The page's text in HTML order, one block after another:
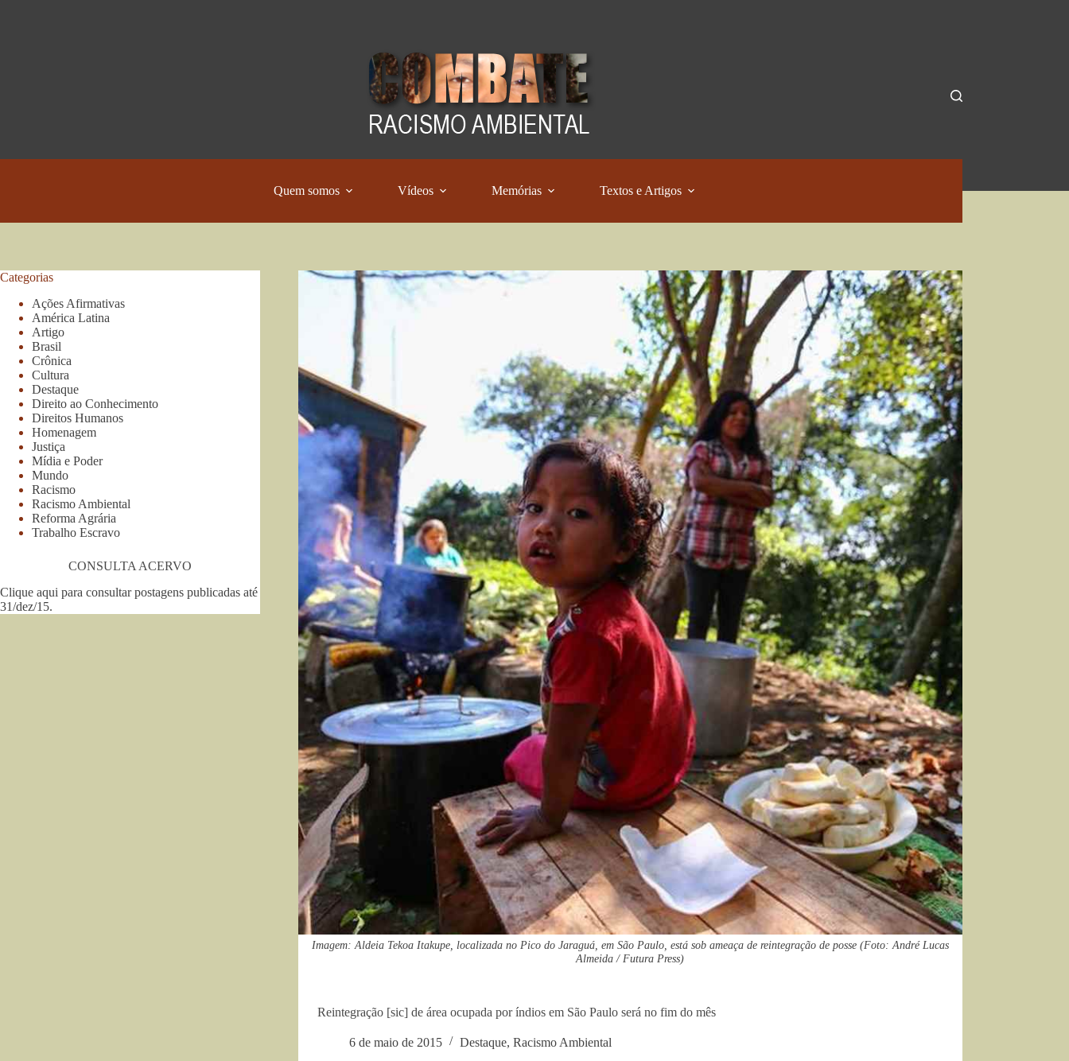
Quem somos Vídeos Memórias Textos e Artigos
Imagem: Aldeia Tekoa Itakupe, localizada no Pico do Jaraguá, em São Paulo, está sob ameaça de reintegração de posse (Foto: André Lucas
Almeida / Futura Press)
Reintegração [sic] de área ocupada por índios em São Paulo será no fim do mês
6 de maio de 2015 Destaque, Racismo Ambiental
Categorias
Ações Afirmativas
América Latina
Artigo
Brasil
Crônica
Cultura
Destaque
Direito ao Conhecimento
Direitos Humanos
Homenagem
Justiça
Mídia e Poder
Mundo
Racismo
Racismo Ambiental
Reforma Agrária
Trabalho Escravo
CONSULTA ACERVO
Clique aqui para consultar postagens publicadas até
31/dez/15.